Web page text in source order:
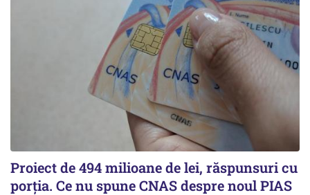
Proiect de 494 milioane de lei, răspunsuri cu
porția. Ce nu spune CNAS despre noul PIAS